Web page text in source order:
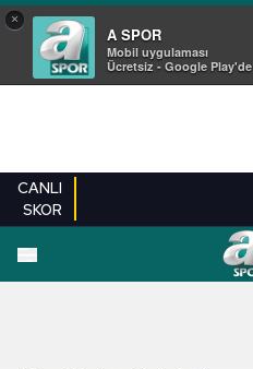
×
A SPOR
Mobil uygulaması
Ücretsiz - Google Play'de
CANLI
SKOR